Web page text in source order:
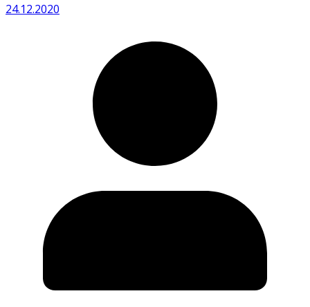
24.12.2020